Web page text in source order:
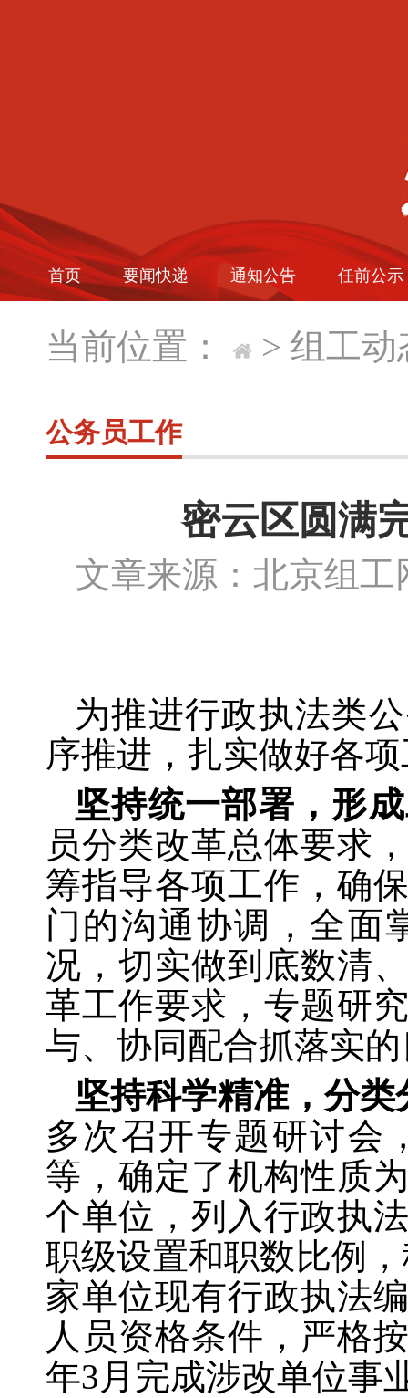
首页 要闻快递 通知公告 任前公示
当前位置： > 组工动
公务员工作
密云区圆满
文章来源：北京
为推进行政执法类
序推进，扎实做好各
坚持统一部署，形
员分类改革总体要求
筹指导各项工作，确
门的沟通协调，全面
况，切实做到底数清
革工作要求，专题研
与、协同配合抓落实
坚持科学精准，分类
多次召开专题研讨会
等，确定了机构性质
个单位，列入行政执
职级设置和职数比例
家单位现有行政执法
人员资格条件，严格
年3月完成涉改单位事